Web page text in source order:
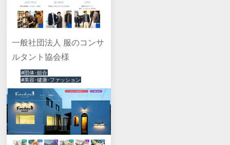
一般社団法人 服のコンサ
ルタント協会様
#団体･組合
#美容･健康･ファッション